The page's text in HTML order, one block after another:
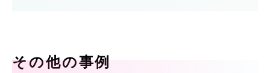
その他の事例